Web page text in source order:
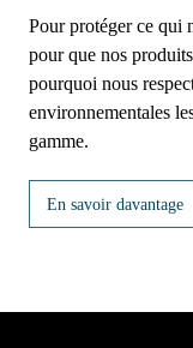
Pour protéger ce qui
pour que nos
pourquoi nous
environnementales
gamme.
En savoir davantage